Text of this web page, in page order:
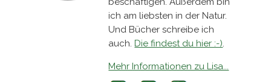
ich am liebsten in der Natur.
Und Bücher schreibe ich
auch.Die findest du hier :-).
Mehr Informationen zu Lisa...